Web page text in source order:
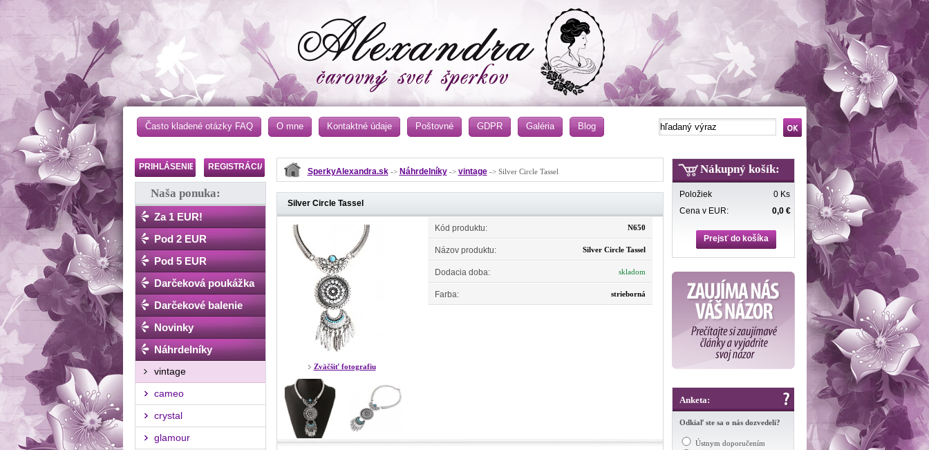
Často kladené otázky FAQ O mne Kontaktné údaje Poštovné GDPR Galéria Blog
PRIHLÁSENIE REGISTRÁCIA
Naša ponuka:
Za 1 EUR!
Pod 2 EUR
Pod 5 EUR
Darčeková poukážka
Darčekové balenie
Novinky
Náhrdelníky
vintage
cameo
crystal
glamour
SperkyAlexandra.sk-> Náhrdelníky-> vintage-> Silver Circle Tassel Nákupný košík:
Položiek
0 Ks
Cena v EUR:
0,0 €
Prejsť do košíka
Anketa:
Odkiaľ ste sa o nás dozvedeli?
Ústnym doporučením
Silver Circle Tassel
Zväčšiť fotografiu
Kód produktu: N650
Názov produktu: Silver Circle Tassel
Dodacia doba: skladom
Farba: strieborná